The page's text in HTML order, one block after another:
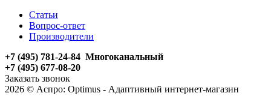
Статьи
Вопрос-ответ
Производители
+7 (495) 781-24-84 Многоканальный
+7 (495) 677-08-20
Заказать звонок
2026 © Аспро: Optimus - Адаптивный интернет-магазин